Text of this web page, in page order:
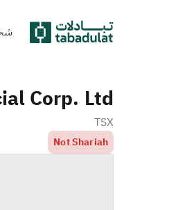
Corp. Ltd.
TSX
Not Shariah